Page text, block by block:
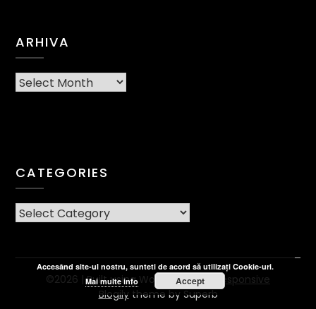
ARHIVA
Arhiva
CATEGORIES
CATEGORIES
©2026 | Built using WordPress and
Responsive
Blogily theme by Superb
Accesând site-ul nostru, sunteti de acord să utilizați Cookie-uri.
Mai multe info
Accept